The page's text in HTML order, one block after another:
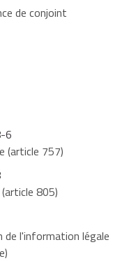
de conjoint
6
(article 757)
805)
l'information légale